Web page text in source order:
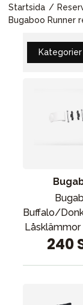
Startsida
Bugaboo Runner
Kategorier
Buffalo/
240